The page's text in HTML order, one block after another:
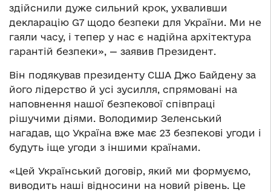
здійснили дуже сильний крок, ухваливши
декларацію G7 щодо безпеки для України. Ми не
гаяли часу, і тепер у нас є надійна архітектура
гарантій безпеки», — заявив Президент.
Він подякував президенту США Джо Байдену за
його лідерство й усі зусилля, спрямовані на
наповнення нашої безпекової співпраці
рішучими діями. Володимир Зеленський
нагадав, що Україна вже має 23 безпекові угоди і
будуть іще угоди з іншими країнами.
«Цей Український договір, який ми формуємо,
виводить наші відносини на новий рівень. Це